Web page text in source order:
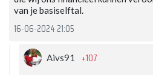
van je basiselftal.
16-06-2024 21:05
Aivs91 +107